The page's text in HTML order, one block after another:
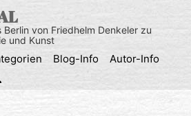
Berlin von Friedhelm Denkeler zu
und Kunst
Blog-Info
Autor-Info